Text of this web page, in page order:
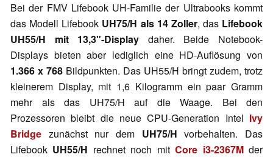
Bei der FMV Lifebook UH-Familie der Ultrabooks kommt
das Modell Lifebook UH75/H als 14 Zoller, das Lifebook
UH55/H mit 13,3"-Display daher. Beide Notebook-
Displays bieten aber lediglich eine HD-Auflösung von
1.366 x 768 Bildpunkten. Das UH55/H bringt zudem, trotz
kleinerem Display, mit 1,6 Kilogramm ein paar Gramm
mehr als das UH75/H auf die Waage. Bei den
Prozessoren bleibt die neue CPU-Generation Intel Ivy
Bridge zunächst nur dem UH75/H vorbehalten. Das
Lifebook UH55/H rechnet noch mitCore i3-2367Mder